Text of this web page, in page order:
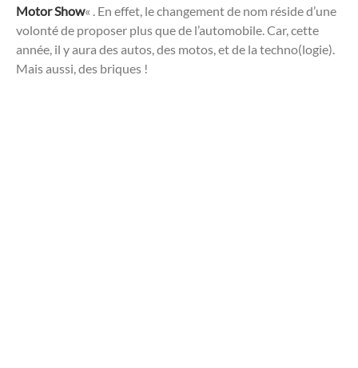
Motor Show« . En effet, le changement de nom réside d’une
volonté de proposer plus que de l’automobile. Car, cette
année, il y aura des autos, des motos, et de la techno(logie).
Mais aussi, des briques !